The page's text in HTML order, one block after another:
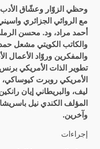
وحظي الزوّار وعشّاق
مع الروائي الجزائري
أحمد مراد، ود. محسن
والكاتب الكويتي مشعل
والمفكرين وروّاد الأعمال
تطوير الذات الأمريكي برنس
الأمريكي روبرت كيوساكي،
ليف، والبريطاني إيان
المؤلف الكندي نيل باسريشا،
وآخرين.
إجراءات